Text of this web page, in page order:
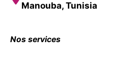
Manouba, Tunisia
Nos services